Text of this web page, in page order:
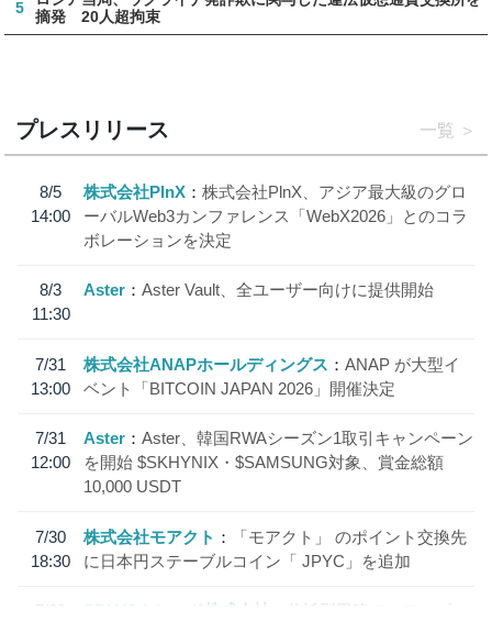
5
摘発 20人超拘束
プレスリリース 一覧
8/5
14:00
株式会社PlnX
株式会社PlnX、アジア最大級のグロ
ーバルWeb3カンファレンス「WebX2026」とのコラ
ボレーションを決定
8/3
11:30
Aster Aster Vault、全ユーザー向けに提供開始
7/31
13:00
株式会社ANAPホールディングス
ANAP が大型イ
ベント「BITCOIN JAPAN 2026」開催決定
7/31
12:00
Aster
Aster、韓国RWAシーズン1取引キャンペーン
を開始 $SKHYNIX・$SAMSUNG対象、賞金総額
10,000 USDT
7/30
18:30
株式会社モアクト
「モアクト」 のポイント交換先
に日本円ステーブルコイン「 JPYC」を追加
7/29
SBI VCトレード株式会社
信託型円建てステーブル